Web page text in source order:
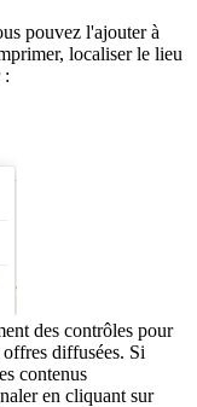
pouvez l'ajouter à
localiser le lieu
:
des contrôles pour
diffusées. Si
contenus
en cliquant sur